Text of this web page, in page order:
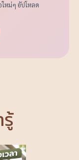
ใหม่ๆ อัปโหลด